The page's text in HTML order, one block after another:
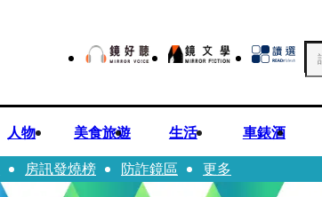
人物 美食旅遊 生活 車錶酒
房訊發燒榜 防詐鏡區 更多